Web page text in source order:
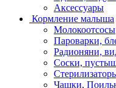
Аксессуары
Кормление малыша
Молокоотсосы
Пароварки,
Радионяни,
Соски,
Чашки,